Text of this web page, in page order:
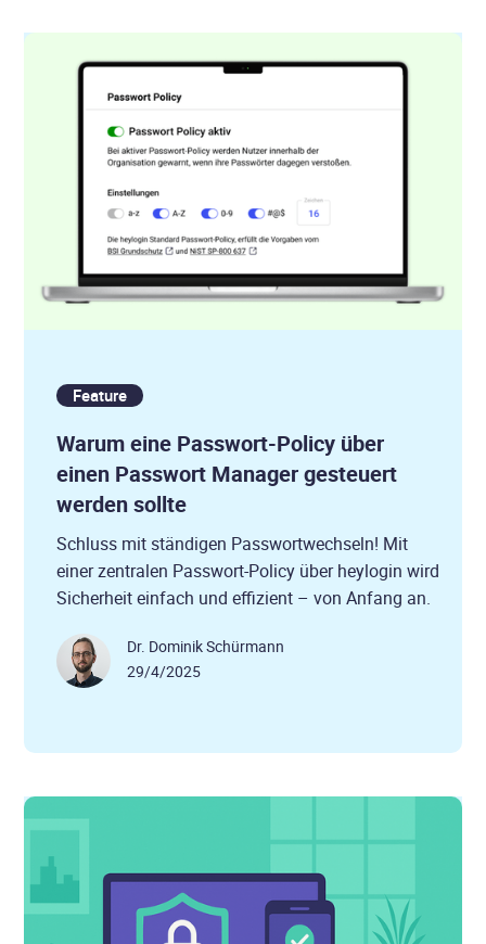
Feature
Warum eine Passwort-Policy über
einen Passwort Manager gesteuert
werden sollte
Schluss mit ständigen Passwortwechseln! Mit
einer zentralen Passwort-Policy über heylogin wird
Sicherheit einfach und effizient – von Anfang an.
Dr. Dominik Schürmann
29/4/2025